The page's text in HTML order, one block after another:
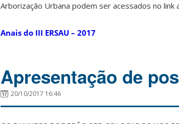
Arborização Urbana podem ser acessados no link
Anais do III ERSAU – 2017
Apresentação de
20/10/2017 16:46